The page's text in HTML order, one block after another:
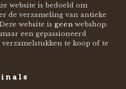
website is bedoeld om
de verzameling van antieke
website is geenwebshop:
een gepassioneerd
te koop of te